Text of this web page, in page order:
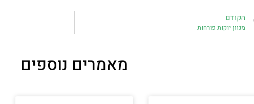
הקודם
מגוון יוקות פורחות
מאמרים נוספים